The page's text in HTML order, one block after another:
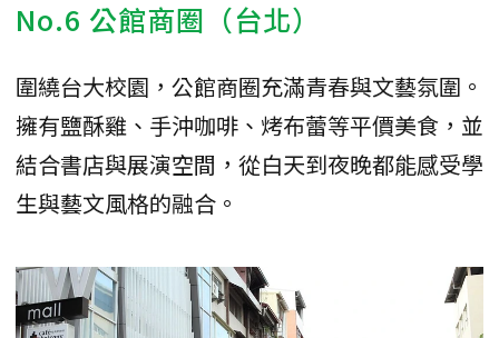
No.6 公館商圈（台北）
圍繞台大校園，公館商圈充滿青春與文藝氛圍。
擁有鹽酥雞、手沖咖啡、烤布蕾等平價美食，並
結合書店與展演空間，從白天到夜晚都能感受學
生與藝文風格的融合。